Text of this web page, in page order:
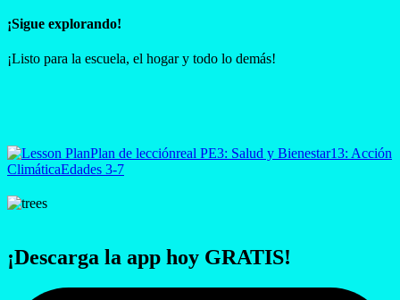
¡Sigue explorando!
¡Listo para la escuela, el hogar y todo lo demás!
Plan de lecciónreal PE3: Salud y Bienestar13: Acción
ClimáticaEdades 3-7
¡Descarga la app hoy GRATIS!